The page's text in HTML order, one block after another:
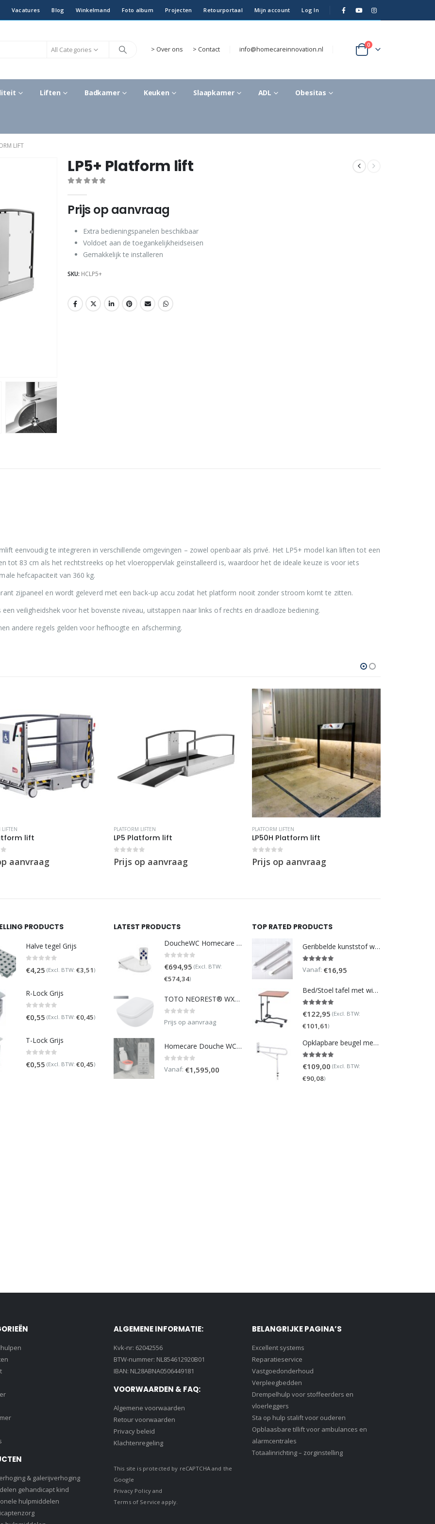
Vacatures Blog Winkelmand Foto album Projecten Retourportaal Mijn account Log In
All Categories > Over ons > Contact info@homecareinnovation.nl
0
Liften Badkamer Keuken Slaapkamer ADL Obesitas
LIFT
LP5+ Platform lift
Prijs op aanvraag
Extra bedieningspanelen beschikbaar
Voldoet aan de toegankelijkheidseisen
Gemakkelijk te installeren
SKU: HCLP5+
eenvoudig te integreren in verschillende omgevingen – zowel openbaar als privé. Het LP5+ model kan liften tot een
tot 83 cm als het rechtstreeks op het vloeroppervlak geïnstalleerd is, waardoor het de ideale keuze is voor iets
hefcapaciteit van 360 kg.
zijpaneel en wordt geleverd met een back-up accu zodat het platform nooit zonder stroom komt te zitten.
veiligheidshek voor het bovenste niveau, uitstappen naar links of rechts en draadloze bediening.
andere regels gelden voor hefhoogte en afscherming.
LIFTEN
lift
5aanvraag
PLATFORM LIFTEN
LP5 Platform lift
out of 5
Prijs op aanvraag
PLATFORM LIFTEN
LP50H Platform lift
out of 5
Prijs op aanvraag
PRODUCTS
Halve tegel Grijs
€4,25 (Excl. BTW: €3,51)
R-Lock Grijs
€0,55 (Excl. BTW: €0,45)
T-Lock Grijs
€0,55 (Excl. BTW: €0,45)
LATEST PRODUCTS
DoucheWC Homecare – Pure 500R
€694,95 (Excl. BTW:
€574,34)
TOTO NEOREST® WX1 - incl. remote control
Prijs op aanvraag
Homecare Douche WC - Comfort plus 991 - Met brilverwarming
out of 5
Vanaf: €1,595,00
TOP RATED PRODUCTS
Geribbelde kunststof wandbeugel
out of 5
Vanaf: €16,95
Bed/Stoel tafel met wielen (verstelbaar)
€122,95 (Excl. BTW:
€101,61)
Opklapbare beugel met steunpoot (verstelbaar)
€109,00 (Excl. BTW:
€90,08)
& galerijverhoging
gehandicapt kind
hulpmiddelen
ALGEMENE INFORMATIE:
Kvk-nr: 62042556
BTW-nummer: NL854612920B01
IBAN: NL28ABNA0506449181
VOORWAARDEN & FAQ:
Algemene voorwaarden
Retour voorwaarden
Privacy beleid
Klachtenregeling
This site is protected by reCAPTCHA and the
Google
Privacy Policyand
Terms of Service apply.
BELANGRIJKE PAGINA’S
Excellent systems
Reparatieservice
Vastgoedonderhoud
Verpleegbedden
Drempelhulp voor stoffeerders en
vloerleggers
Sta op hulp stalift voor ouderen
Opblaasbare tillift voor ambulances en
alarmcentrales
Totaalinrichting – zorginstelling